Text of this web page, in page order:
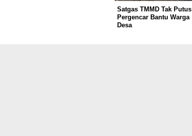
Satgas TMMD Tak Putus
Pergencar Bantu Warga
Desa